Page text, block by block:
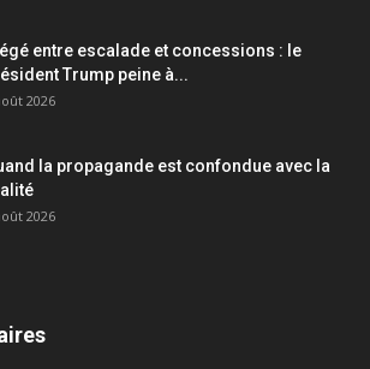
entre escalade et concessions : le
Trump peine à...
2026
la propagande est confondue avec la
2026